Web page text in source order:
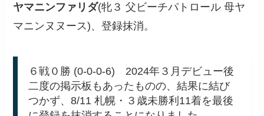
ヤマニンファリダ(牝３ 父ビーチパトロール 母ヤ
マニンヌヌース)、登録抹消。
６戦０勝 (0-0-0-6) 2024年３月デビュー後
二度の掲示板もあったものの、結果に結び
つかず、8/11 札幌・３歳未勝利11着を最後